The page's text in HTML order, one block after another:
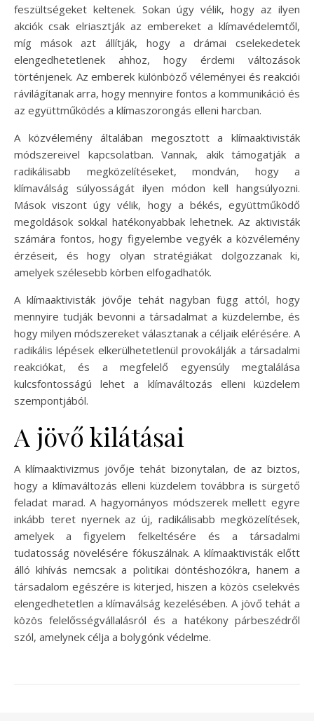
feszültségeket keltenek. Sokan úgy vélik, hogy az ilyen
akciók csak elriasztják az embereket a klímavédelemtől,
míg mások azt állítják, hogy a drámai cselekedetek
elengedhetetlenek ahhoz, hogy érdemi változások
történjenek. Az emberek különböző véleményei és reakciói
rávilágítanak arra, hogy mennyire fontos a kommunikáció és
az együttműködés a klímaszorongás elleni harcban.
A közvélemény általában megosztott a klímaaktivisták
módszereivel kapcsolatban. Vannak, akik támogatják a
radikálisabb megközelítéseket, mondván, hogy a
klímaválság súlyosságát ilyen módon kell hangsúlyozni.
Mások viszont úgy vélik, hogy a békés, együttműködő
megoldások sokkal hatékonyabbak lehetnek. Az aktivisták
számára fontos, hogy figyelembe vegyék a közvélemény
érzéseit, és hogy olyan stratégiákat dolgozzanak ki,
amelyek szélesebb körben elfogadhatók.
A klímaaktivisták jövője tehát nagyban függ attól, hogy
mennyire tudják bevonni a társadalmat a küzdelembe, és
hogy milyen módszereket választanak a céljaik elérésére. A
radikális lépések elkerülhetetlenül provokálják a társadalmi
reakciókat, és a megfelelő egyensúly megtalálása
kulcsfontosságú lehet a klímaváltozás elleni küzdelem
szempontjából.
A jövő kilátásai
A klímaaktivizmus jövője tehát bizonytalan, de az biztos,
hogy a klímaváltozás elleni küzdelem továbbra is sürgető
feladat marad. A hagyományos módszerek mellett egyre
inkább teret nyernek az új, radikálisabb megközelítések,
amelyek a figyelem felkeltésére és a társadalmi
tudatosság növelésére fókuszálnak. A klímaaktivisták előtt
álló kihívás nemcsak a politikai döntéshozókra, hanem a
társadalom egészére is kiterjed, hiszen a közös cselekvés
elengedhetetlen a klímaválság kezelésében. A jövő tehát a
közös felelősségvállalásról és a hatékony párbeszédről
szól, amelynek célja a bolygónk védelme.